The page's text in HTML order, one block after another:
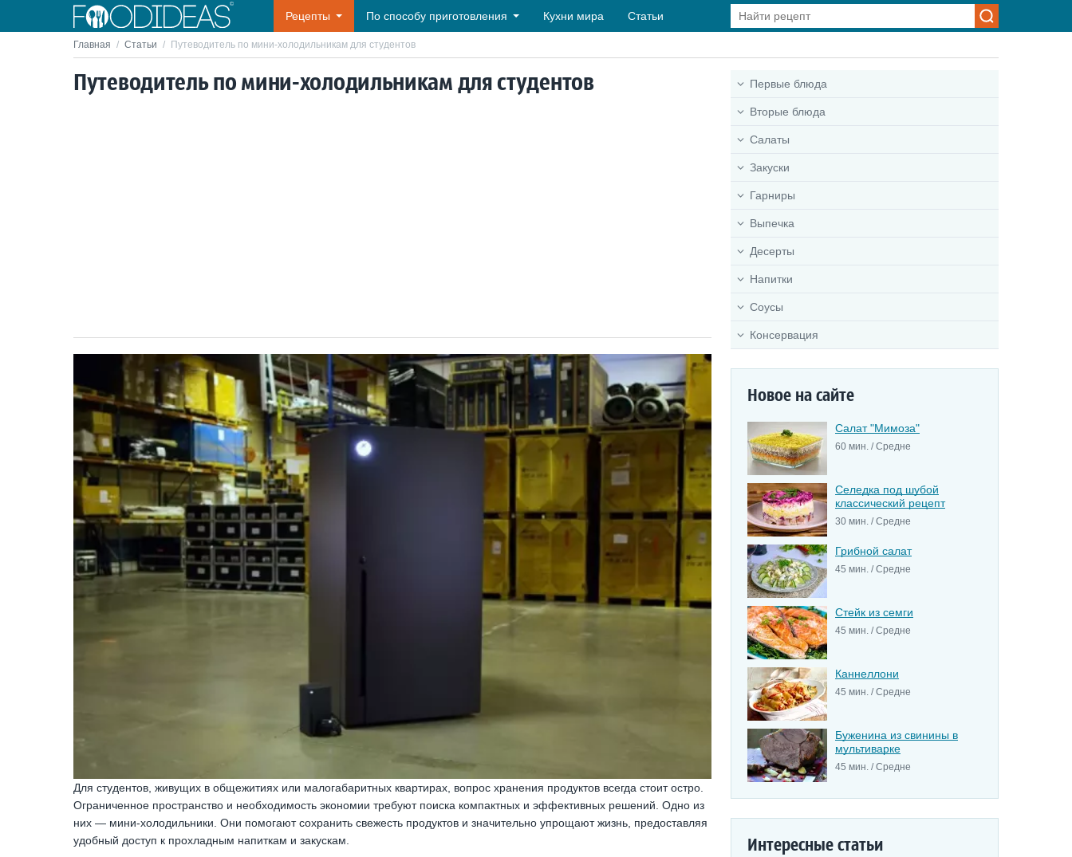
Рецепты По способу приготовления Кухни мира Статьи
Главная / Статьи / Путеводитель по мини-холодильникам для студентов
Путеводитель по мини-холодильникам для студентов
Для студентов, живущих в общежитиях или малогабаритных квартирах, вопрос хранения продуктов всегда стоит остро.
Ограниченное пространство и необходимость экономии требуют поиска компактных и эффективных решений. Одно из
них — мини-холодильники. Они помогают сохранить свежесть продуктов и значительно упрощают жизнь, предоставляя
удобный доступ к прохладным напиткам и закускам.
Первые блюда
Вторые блюда
Салаты
Закуски
Гарниры
Выпечка
Десерты
Напитки
Соусы
Консервация
Новое на сайте
Салат "Мимоза"
60 мин. / Средне
Селедка под шубой
классический рецепт
30 мин. / Средне
Грибной салат
45 мин. / Средне
Стейк из семги
45 мин. / Средне
Каннеллони
45 мин. / Средне
Буженина из свинины в
мультиварке
45 мин. / Средне
Интересные статьи